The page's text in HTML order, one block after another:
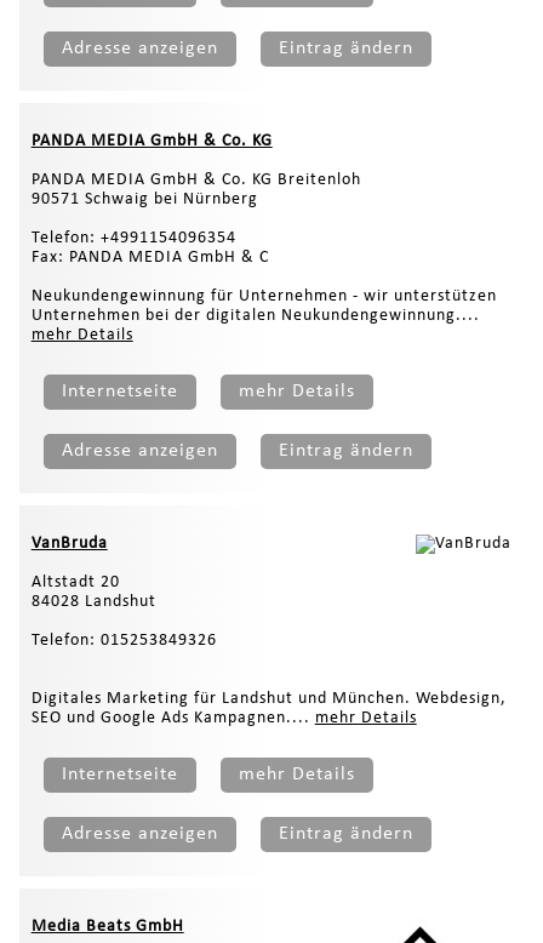
Adresse anzeigen Eintrag ändern
PANDA MEDIA GmbH & Co. KG
PANDA MEDIA GmbH & Co. KG Breitenloh
90571 Schwaig bei Nürnberg
Telefon: +4991154096354
Fax: PANDA MEDIA GmbH & C
Neukundengewinnung für Unternehmen - wir unterstützen
Unternehmen bei der digitalen Neukundengewinnung....
mehr Details
Internetseite mehr Details
Adresse anzeigen Eintrag ändern
VanBruda
Altstadt 20
84028 Landshut
Telefon: 015253849326
Digitales Marketing für Landshut und München. Webdesign,
SEO und Google Ads Kampagnen.... mehr Details
Internetseite mehr Details
Adresse anzeigen Eintrag ändern
Media Beats GmbH